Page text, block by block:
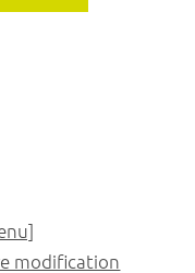
modification